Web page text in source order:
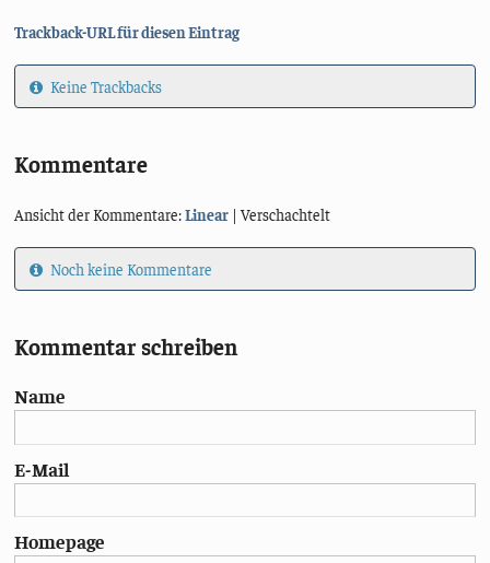
Trackback-URL für diesen Eintrag
Keine Trackbacks
Kommentare
Ansicht der Kommentare:Linear | Verschachtelt
Noch keine Kommentare
Kommentar schreiben
Name
E-Mail
Homepage